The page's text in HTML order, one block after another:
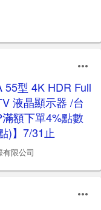
55型 4K HDR Full
液晶顯示器 /台
額下單4%點數
)】7/31止
限公司